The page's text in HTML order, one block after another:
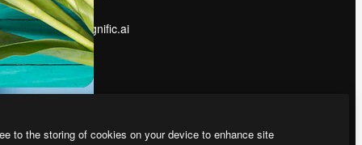
прессы
Ищете magnific.ai
to the storing of cookies on your device to enhance site